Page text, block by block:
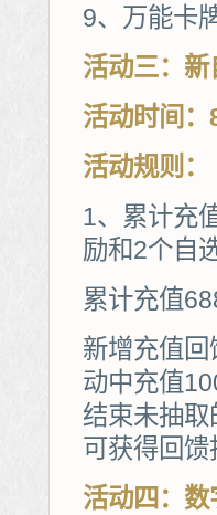
9、万能卡
活动三：
活动时间
活动规则：
1、累计充
励和2个自
累计充值
新增充值
动中充值
结束未抽
可获得回馈
活动四：